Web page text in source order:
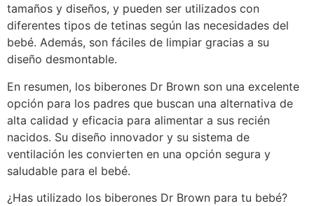
tamaños y diseños, y pueden ser utilizados con
diferentes tipos de tetinas según las necesidades del
bebé. Además, son fáciles de limpiar gracias a su
diseño desmontable.
En resumen, los biberones Dr Brown son una excelente
opción para los padres que buscan una alternativa de
alta calidad y eficacia para alimentar a sus recién
nacidos. Su diseño innovador y su sistema de
ventilación les convierten en una opción segura y
saludable para el bebé.
¿Has utilizado los biberones Dr Brown para tu bebé?